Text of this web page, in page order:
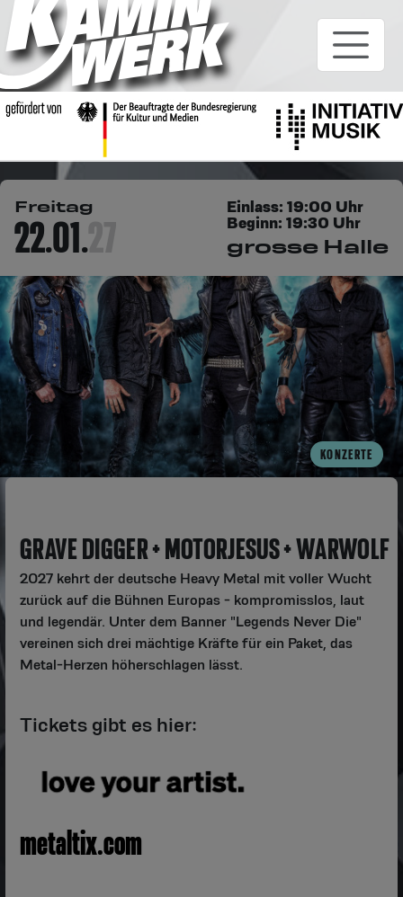
Freitag
22.01.27
Einlass: 19:00 Uhr
Beginn: 19:30 Uhr
grosse Halle
KONZERTE
GRAVE DIGGER + MOTORJESUS + WARWOLF
2027 kehrt der deutsche Heavy Metal mit voller Wucht
zurück auf die Bühnen Europas - kompromisslos, laut
und legendär. Unter dem Banner "Legends Never Die"
vereinen sich drei mächtige Kräfte für ein Paket, das
Metal-Herzen höherschlagen lässt.
Tickets gibt es hier:
metaltix.com